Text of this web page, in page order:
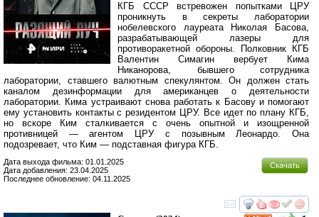
КГБ СССР встревожен попытками ЦРУ
проникнуть в секреты лаборатории
нобелевского лауреата Николая Басова,
разрабатывающей лазеры для
противоракетной обороны. Полковник КГБ
Валентин Симагин вербует Кима
Никанорова, бывшего сотрудника
лаборатории, ставшего валютным спекулянтом. Он должен стать
каналом дезинформации для американцев о деятельности
лаборатории. Кима устраивают снова работать к Басову и помогают
ему установить контакты с резидентом ЦРУ. Все идет по плану КГБ,
но вскоре Ким сталкивается с очень опытной и изощренной
противницей — агентом ЦРУ с позывным Леонардо. Она
подозревает, что Ким — подставная фигура КГБ.
Скачать
Дата выхода фильма: 01.01.2025
Дата добавления: 23.04.2025
Последнее обновление: 04.11.2025
смотреть